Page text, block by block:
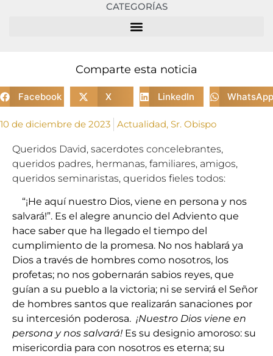
CATEGORÍAS
Comparte esta noticia
Facebook X LinkedIn WhatsApp
10 de diciembre de 2023 Actualidad, Sr. Obispo
Queridos David, sacerdotes concelebrantes,
queridos padres, hermanas, familiares, amigos,
queridos seminaristas, queridos fieles todos:
“¡He aquí nuestro Dios, viene en persona y nos
salvará!”. Es el alegre anuncio del Adviento que
hace saber que ha llegado el tiempo del
cumplimiento de la promesa. No nos hablará ya
Dios a través de hombres como nosotros, los
profetas; no nos gobernarán sabios reyes, que
guían a su pueblo a la victoria; ni se servirá el Señor
de hombres santos que realizarán sanaciones por
su intercesión poderosa. ¡Nuestro Dios viene en
persona y nos salvará! Es su designio amoroso: su
misericordia para con nosotros es eterna; su